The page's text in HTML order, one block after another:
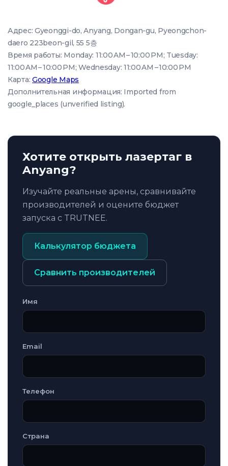
Адрес: Gyeonggi-do, Anyang, Dongan-gu, Pyeongchon-
daero 223beon-gil, 55 5층
Время работы: Monday: 11:00 AM – 10:00 PM; Tuesday:
11:00 AM – 10:00 PM; Wednesday: 11:00 AM – 10:00 PM
Карта:Google Maps
Дополнительная информация: Imported from
google_places (unverified listing).
Хотите открыть лазертаг в
Anyang?
Изучайте реальные арены, сравнивайте
производителей и оцените бюджет
запуска с TRUTNEE.
Калькулятор бюджета
Сравнить производителей
Имя
Email
Телефон
Страна